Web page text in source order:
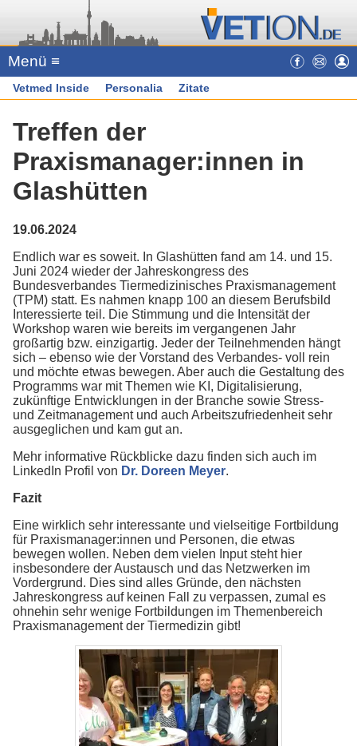
Menü ≡
Vetmed Inside Personalia Zitate
Treffen der
Praxismanager:innen in
Glashütten
19.06.2024
Endlich war es soweit. In Glashütten fand am 14. und 15.
Juni 2024 wieder der Jahreskongress des
Bundesverbandes Tiermedizinisches Praxismanagement
(TPM) statt. Es nahmen knapp 100 an diesem Berufsbild
Interessierte teil. Die Stimmung und die Intensität der
Workshop waren wie bereits im vergangenen Jahr
großartig bzw. einzigartig. Jeder der Teilnehmenden hängt
sich – ebenso wie der Vorstand des Verbandes- voll rein
und möchte etwas bewegen. Aber auch die Gestaltung des
Programms war mit Themen wie KI, Digitalisierung,
zukünftige Entwicklungen in der Branche sowie Stress-
und Zeitmanagement und auch Arbeitszufriedenheit sehr
ausgeglichen und kam gut an.
Mehr informative Rückblicke dazu finden sich auch im
LinkedIn Profil von Dr. Doreen Meyer.
Fazit
Eine wirklich sehr interessante und vielseitige Fortbildung
für Praxismanager:innen und Personen, die etwas
bewegen wollen. Neben dem vielen Input steht hier
insbesondere der Austausch und das Netzwerken im
Vordergrund. Dies sind alles Gründe, den nächsten
Jahreskongress auf keinen Fall zu verpassen, zumal es
ohnehin sehr wenige Fortbildungen im Themenbereich
Praxismanagement der Tiermedizin gibt!